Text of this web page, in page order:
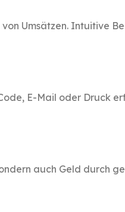
Umsätzen. Intuitive
E-Mail oder Druck
auch Geld durch